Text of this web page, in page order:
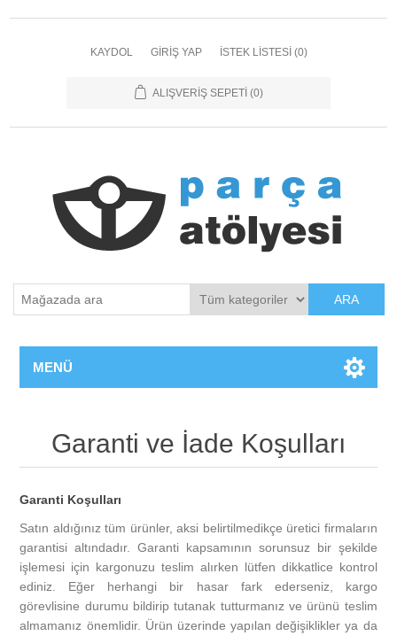
KAYDOL GIRIŞ YAP İSTEK LISTESI (0)
ALIŞVERIŞ SEPETI (0)
ARA
MENÜ
Garanti ve İade Koşulları
Garanti Koşulları
Satın aldığınız tüm ürünler, aksi belirtilmedikçe üretici firmaların
garantisi altındadır. Garanti kapsamının sorunsuz bir şekilde
işlemesi için kargonuzu teslim alırken lütfen dikkatlice kontrol
ediniz. Eğer herhangi bir hasar fark ederseniz, kargo
görevlisine durumu bildirip tutanak tutturmanız ve ürünü teslim
almamanız önemlidir. Ürün üzerinde yapılan değişiklikler ya da